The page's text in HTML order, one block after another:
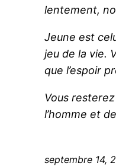
lentement,
Jeune est
jeu de la vie.
que l’espoir
Vous
l’homme et
septembre 14,